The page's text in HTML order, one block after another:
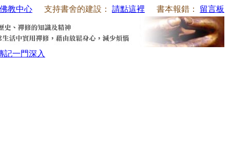
教中心 支持書舍的建設： 請點這裡 書本報錯： 留言板
記一門深入